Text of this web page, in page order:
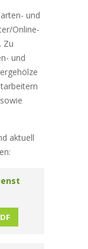
und
Online-
Zu
und
aktuell